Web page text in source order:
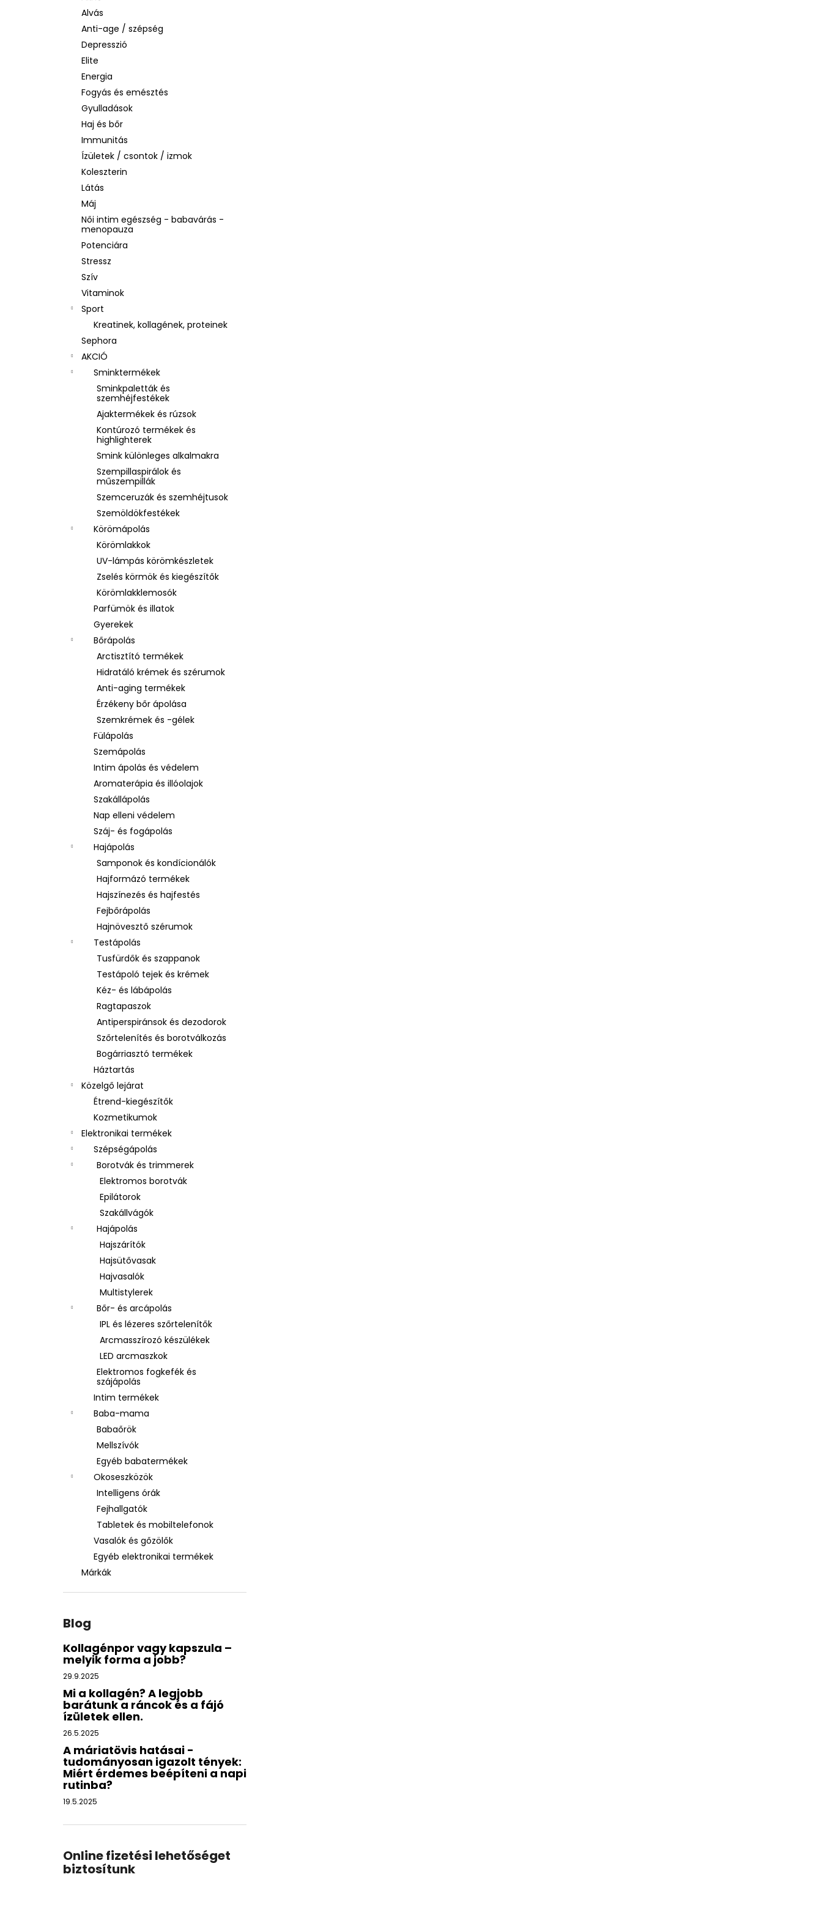
Alvás
Anti-age / szépség
Depresszió
Elite
Energia
Fogyás és emésztés
Gyulladások
Haj és bőr
Immunitás
Ízületek / csontok / izmok
Koleszterin
Látás
Máj
Női intim egészség - babavárás -
menopauza
Potenciára
Stressz
Szív
Vitaminok
Sport
Kreatinek, kollagének, proteinek
Sephora
AKCIÓ
Sminktermékek
Sminkpaletták és
szemhéjfestékek
Ajaktermékek és rúzsok
Kontúrozó termékek és
highlighterek
Smink különleges alkalmakra
Szempillaspirálok és
műszempillák
Szemceruzák és szemhéjtusok
Szemöldökfestékek
Körömápolás
Körömlakkok
UV-lámpás körömkészletek
Zselés körmök és kiegészítők
Körömlakklemosók
Parfümök és illatok
Gyerekek
Bőrápolás
Arctisztító termékek
Hidratáló krémek és szérumok
Anti-aging termékek
Érzékeny bőr ápolása
Szemkrémek és -gélek
Fülápolás
Szemápolás
Intim ápolás és védelem
Aromaterápia és illóolajok
Szakállápolás
Nap elleni védelem
Száj- és fogápolás
Hajápolás
Samponok és kondícionálók
Hajformázó termékek
Hajszínezés és hajfestés
Fejbőrápolás
Hajnövesztő szérumok
Testápolás
Tusfürdők és szappanok
Testápoló tejek és krémek
Kéz- és lábápolás
Ragtapaszok
Antiperspiránsok és dezodorok
Szőrtelenítés és borotválkozás
Bogárriasztó termékek
Háztartás
Közelgő lejárat
Étrend-kiegészítők
Kozmetikumok
Elektronikai termékek
Szépségápolás
Borotvák és trimmerek
Elektromos borotvák
Epilátorok
Szakállvágók
Hajápolás
Hajszárítók
Hajsütővasak
Hajvasalók
Multistylerek
Bőr- és arcápolás
IPL és lézeres szőrtelenítők
Arcmasszírozó készülékek
LED arcmaszkok
Elektromos fogkefék és
szájápolás
Intim termékek
Baba-mama
Babaőrök
Mellszívók
Egyéb babatermékek
Okoseszközök
Intelligens órák
Fejhallgatók
Tabletek és mobiltelefonok
Vasalók és gőzölők
Egyéb elektronikai termékek
Márkák
Blog
Kollagénpor vagy kapszula –
melyik forma a jobb?
29.9.2025
Mi a kollagén? A legjobb
barátunk a ráncok és a fájó
ízületek ellen.
26.5.2025
A máriatövis hatásai -
tudományosan igazolt tények:
Miért érdemes beépíteni a napi
rutinba?
19.5.2025
Online fizetési lehetőséget
biztosítunk
BIODERMA PHOTODERM AQUAFLUID
INVISIBLE SPF 50+ – LÁTHATATLAN
ARCVÉDŐ KRÉM, 40 ML
2 480 Ft
Korábbi: 6 870 Ft